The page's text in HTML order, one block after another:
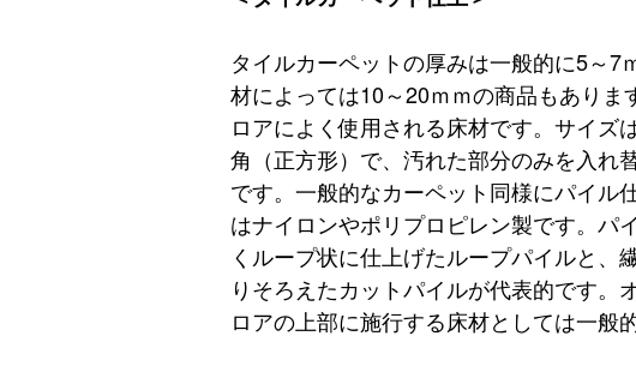
タイルカーペットの厚みは一般的に5～7
材によっては10～20ｍｍの商品もありま
ロアによく使用される床材です。サイズ
角（正方形）で、汚れた部分のみを入れ
です。一般的なカーペット同様にパイル
はナイロンやポリプロピレン製です。パ
くループ状に仕上げたループパイルと、
りそろえたカットパイルが代表的です。
ロアの上部に施行する床材としては一般的